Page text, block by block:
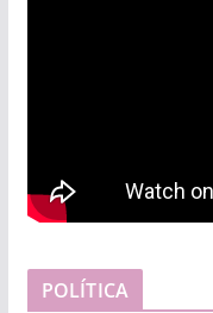
POLÍTICA